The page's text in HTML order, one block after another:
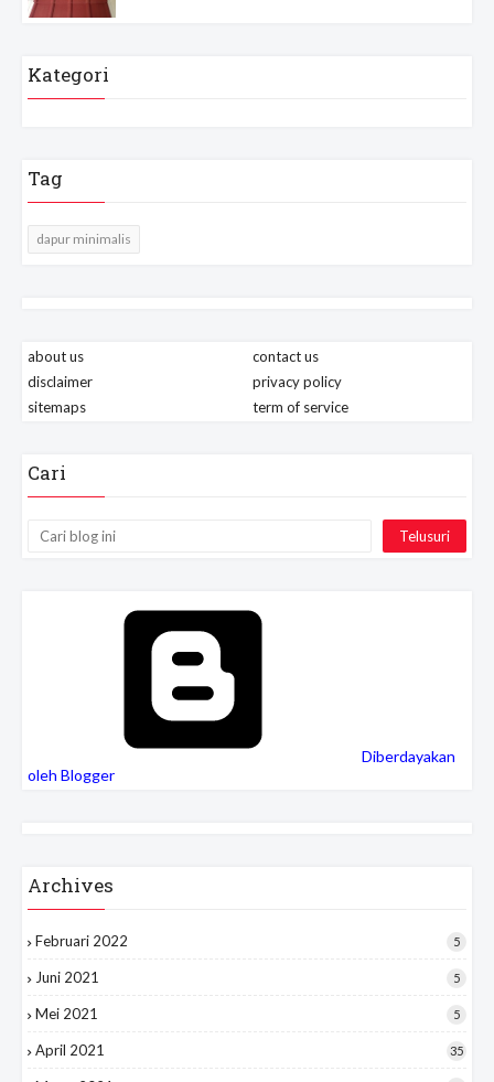
Kategori
Tag
dapur minimalis
about us
contact us
disclaimer
privacy policy
sitemaps
term of service
Cari
Diberdayakan
oleh Blogger
Archives
Februari 2022 5
Juni 2021 5
Mei 2021 5
April 2021 35